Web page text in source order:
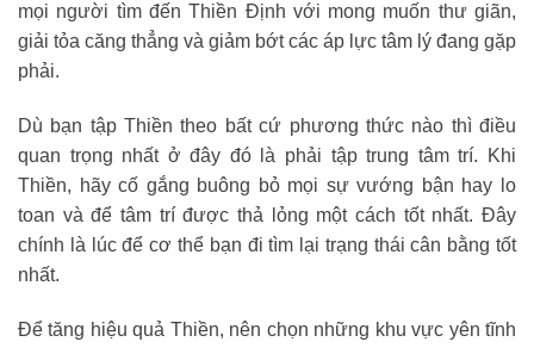
mọi người tìm đến Thiền Định với mong muốn thư giãn,
giải tỏa căng thẳng và giảm bớt các áp lực tâm lý đang gặp
phải.
Dù bạn tập Thiền theo bất cứ phương thức nào thì điều
quan trọng nhất ở đây đó là phải tập trung tâm trí. Khi
Thiền, hãy cố gắng buông bỏ mọi sự vướng bận hay lo
toan và để tâm trí được thả lỏng một cách tốt nhất. Đây
chính là lúc để cơ thể bạn đi tìm lại trạng thái cân bằng tốt
nhất.
Để tăng hiệu quả Thiền, nên chọn những khu vực yên tĩnh